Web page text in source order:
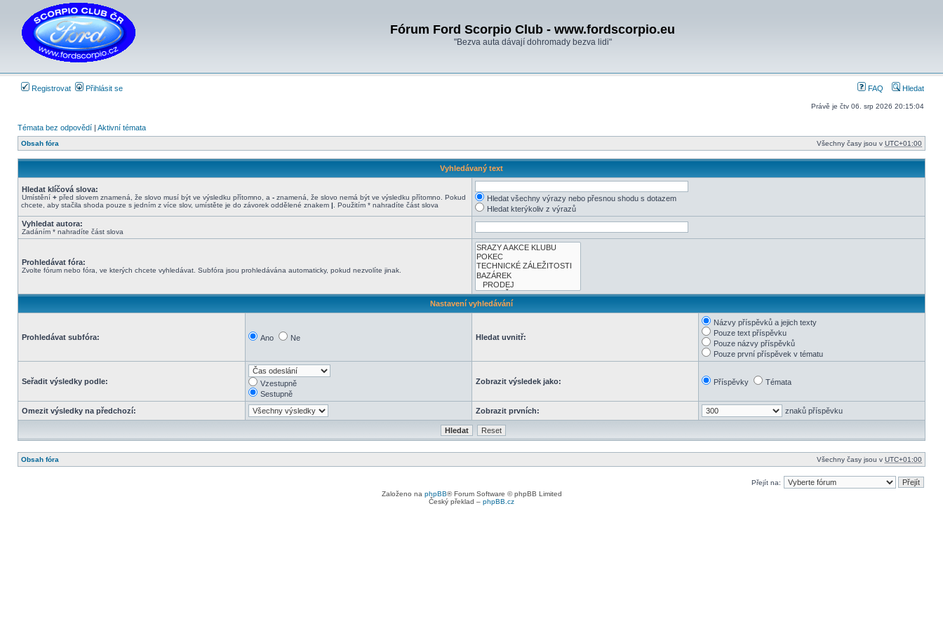
Fórum Ford Scorpio Club - www.fordscorpio.eu
"Bezva auta dávají dohromady bezva lidi"
Registrovat Přihlásit se FAQ Hledat
Právě je čtv 06. srp 2026 20:15:04
Témata bez odpovědí | Aktivní témata
Obsah fóra Všechny časy jsou v UTC+01:00
Vyhledávaný text
Hledat klíčová slova:
Umístění + před slovem znamená, že slovo musí být ve výsledku přítomno, a - znamená, že slovo nemá být ve výsledku přítomno. Pokud
chcete, aby stačila shoda pouze s jedním z více slov, umístěte je do závorek oddělené znakem | . Použitím * nahradíte část slova
Hledat všechny výrazy nebo přesnou shodu s dotazem
Hledat kterýkoliv z výrazů
Vyhledat autora:
Zadáním * nahradíte část slova
Prohledávat fóra:
Zvolte fórum nebo fóra, ve kterých chcete vyhledávat. Subfóra jsou prohledávána automaticky, pokud nezvolíte jinak.
Nastavení vyhledávání
Prohledávat subfóra: Ano Ne Hledat uvnitř:
Názvy příspěvků a jejich texty
Pouze text příspěvku
Pouze názvy příspěvků
Pouze první příspěvek v tématu
Seřadit výsledky podle:
Vzestupně
Sestupně
Zobrazit výsledek jako: Příspěvky Témata
Omezit výsledky na předchozí: Zobrazit prvních: znaků příspěvku
Obsah fóra Všechny časy jsou v UTC+01:00
Přejít na:
Založeno na phpBB® Forum Software © phpBB Limited
Český překlad – phpBB.cz